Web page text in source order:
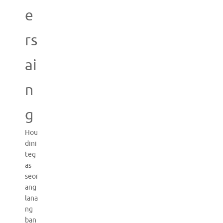
e
rs
ai
n
g
Hou
dini
teg
as
seor
ang
lana
ng
ban